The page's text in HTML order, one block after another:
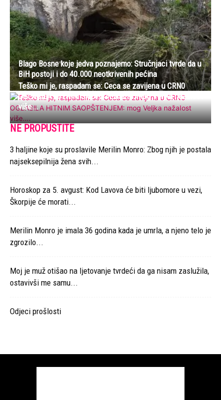
Blago Bosne koje jedva poznajemo: Stručnjaci tvrde da u
BiH postoji i do 40.000 neotkrivenih pećina
Teško mi je, raspadam se: Ceca se zavijena u CRN0
OGLASlLA HITNlM SAOPŠTENJEM: mog Veljka nažaIost
više….
NE PROPUSTITE
3 haljine koje su proslavile Merilin Monro: Zbog njih je postala
najseksepilnija žena svih...
Horoskop za 5. avgust: Kod Lavova će biti ljubomore u vezi,
Škorpije će morati...
Merilin Monro je imala 36 godina kada je umrla, a njeno telo je
zgrozilo...
Moj je muž otišao na ljetovanje tvrdeći da ga nisam zaslužila,
ostavivši me samu...
Odjeci prošlosti